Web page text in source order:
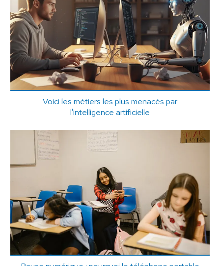
Voici les métiers les plus menacés par
l'intelligence artificielle